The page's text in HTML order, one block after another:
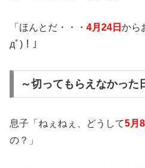
「ほんとだ・・・ 4月24日 から
дﾟ)！」
～切ってもらえなかった
息子「ねぇねぇ、どうして5月8
の？」